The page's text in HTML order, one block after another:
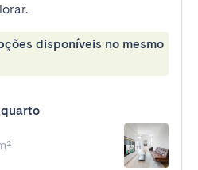
disponíveis no mesmo